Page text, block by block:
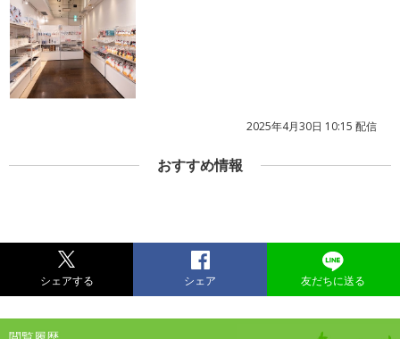
2025年4月30日 10:15 配信
おすすめ情報
シェアする シェア 友だちに送る